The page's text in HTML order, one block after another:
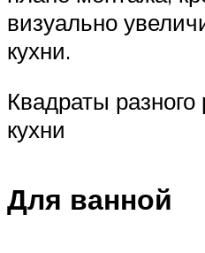
визуально
кухни.
Квадраты
кухни
Для ванной